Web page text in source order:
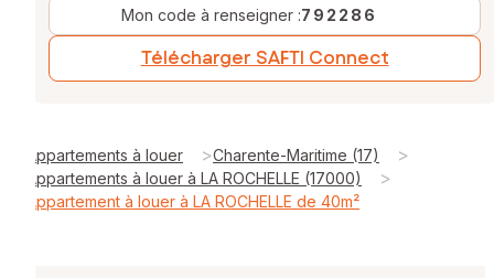
Mon code à renseigner :792286
Télécharger SAFTI Connect
Appartements à louer >Charente-Maritime (17) >
Appartements à louer à LA ROCHELLE (17000) >
Appartement à louer à LA ROCHELLE de 40m²